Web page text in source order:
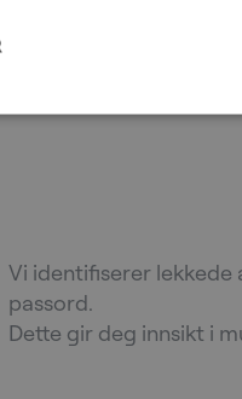
Analyser
Vi identifiserer lekkede
passord.
Dette gir deg innsikt i